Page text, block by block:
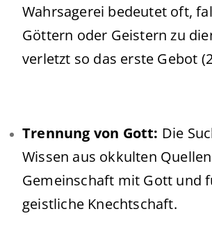
Wahrsagerei bedeutet oft,
Göttern oder Geistern zu
verletzt so das erste Gebot
Trennung von Gott: Die
Wissen aus okkulten
Gemeinschaft mit Gott und
geistliche Knechtschaft.